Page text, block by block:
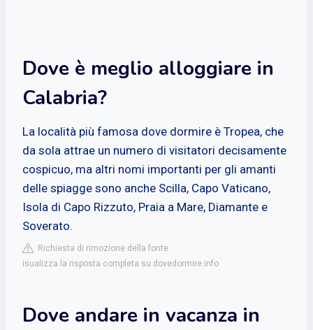
Dove è meglio alloggiare in
Calabria?
La località più famosa dove dormire è Tropea, che
da sola attrae un numero di visitatori decisamente
cospicuo, ma altri nomi importanti per gli amanti
delle spiagge sono anche Scilla, Capo Vaticano,
Isola di Capo Rizzuto, Praia a Mare, Diamante e
Soverato.
Richiesta di rimozione della fonte
isualizza la risposta completa su dovedormire.info
Dove andare in vacanza in